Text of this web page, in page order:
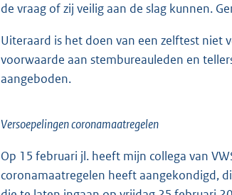
de vraag of zij veilig aan de slag kunnen.
Uiteraard is het doen van een zelftest niet
voorwaarde aan stembureauleden en
aangeboden.
Versoepelingen coronamaatregelen
Op 15 februari jl. heeft mijn collega van
coronamaatregelen heeft aangekondigd,